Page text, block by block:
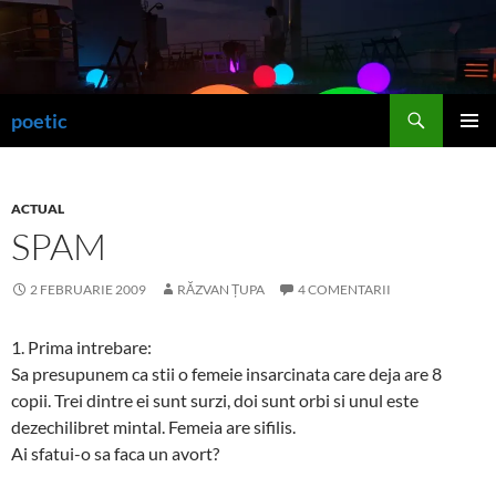
la
poetic
ACTUAL
SPAM
2 FEBRUARIE 2009 RĂZVAN ȚUPA 4 COMENTARII
1. Prima intrebare:
Sa presupunem ca stii o femeie insarcinata care deja are 8
copii. Trei dintre ei sunt surzi, doi sunt orbi si unul este
dezechilibret mintal. Femeia are sifilis.
Ai sfatui-o sa faca un avort?